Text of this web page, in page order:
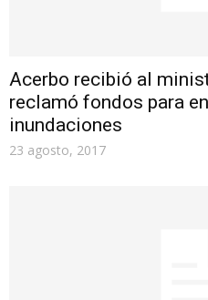
Acerbo recibió al
reclamó fondos para
inundaciones
23 agosto, 2017